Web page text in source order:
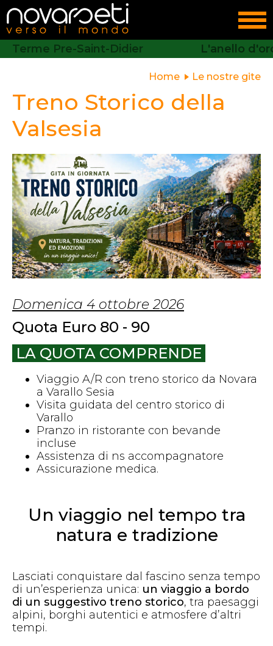
L'anello d'oro del Pilatus
Saint-Didier
Home Le nostre gite
Treno Storico della
Valsesia
domenica 4 ottobre 2026
Quota Euro 80 - 90
LA QUOTA COMPRENDE
Viaggio A/R con treno storico da Novara
a Varallo Sesia
Visita guidata del centro storico di
Varallo
Pranzo in ristorante con bevande
incluse
Assistenza di ns accompagnatore
Assicurazione medica.
Un viaggio nel tempo tra
natura e tradizione
Lasciati conquistare dal fascino senza tempo
di un’esperienza unica: un viaggio a bordo
di un suggestivo treno storico, tra paesaggi
alpini, borghi autentici e atmosfere d’altri
tempi.